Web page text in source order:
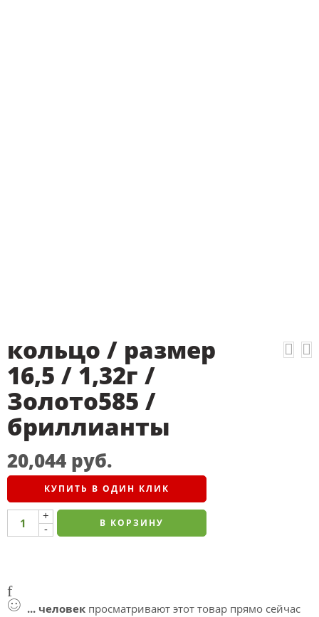
кольцо / размер
16,5 / 1,32г /
Золото585 /
бриллианты
20,044 руб.
КУПИТЬ В ОДИН КЛИК
+
-
В КОРЗИНУ
... человек просматривают этот товар прямо сейчас